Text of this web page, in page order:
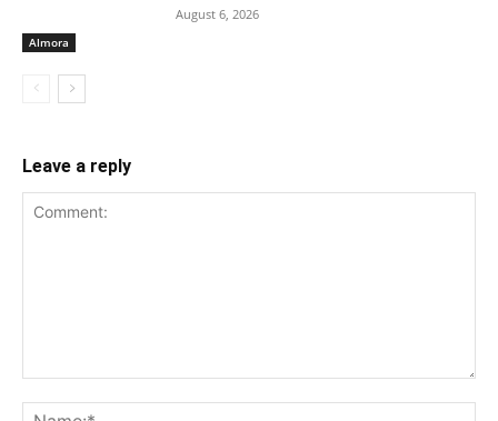
Almora
August 6, 2026
Leave a reply